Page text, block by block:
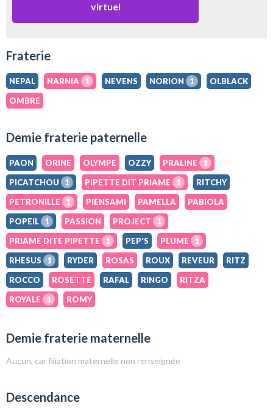
virtuel
Fraterie
NEPAL NARNIA 1 NEVENS NORION 1
OLBLACK
OMBRE
Demie fraterie paternelle
PAON ORINE OLYMPE OZZY PRALINE
1
PICATCHOU
1 PIPETTE DIT PRIAME 1
RITCHY
PETRONILLE
1 PIENSAMI PAMELLA
PABIOLA
POPEIL
1 PASSION PROJECT
1
PRIAME DITE PIPETTE
1 PEP'S PLUME
1
RHESUS
1 RYDER ROSAS ROUX REVEUR
RITZ
ROCCO
ROSETTE RAFAL RINGO
RITZA
ROYALE
1 ROMY
Demie fraterie maternelle
Aucun, car filiation maternelle non renseignée
Descendance